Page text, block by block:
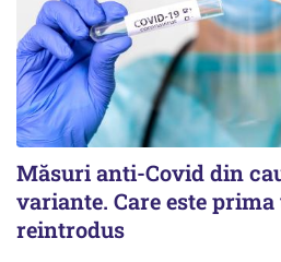
Măsuri anti-Covid din
variante. Care este
reintrodus